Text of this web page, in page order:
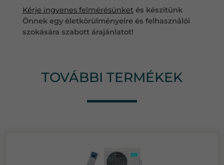
Kérje ingyenes felmérésünketés készítünk
Önnek egy életkörülményeire és felhasználói
szokására szabott árajánlatot!
TOVÁBBI TERMÉKEK